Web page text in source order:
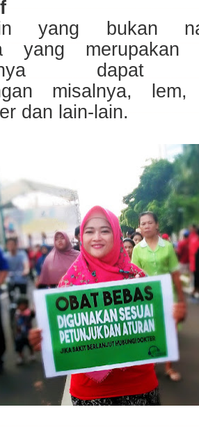
yang bukan
yang merupakan
dapat
misalnya,
dan lain-lain.